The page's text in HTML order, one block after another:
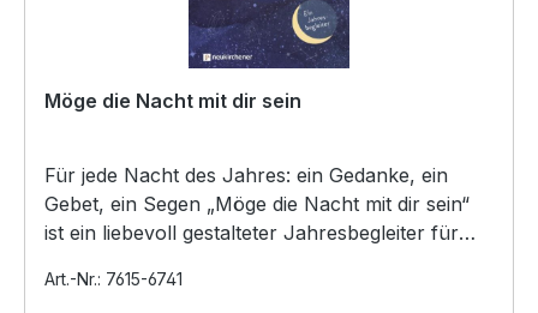
Möge die Nacht mit dir sein
Für jede Nacht des Jahres: ein Gedanke, ein
Gebet, ein Segen „Möge die Nacht mit dir sein“
ist ein liebevoll gestalteter Jahresbegleiter für
Art.-Nr.: 7615-6741